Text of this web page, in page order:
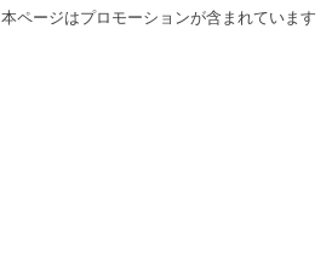
本ページはプロモーションが含まれています